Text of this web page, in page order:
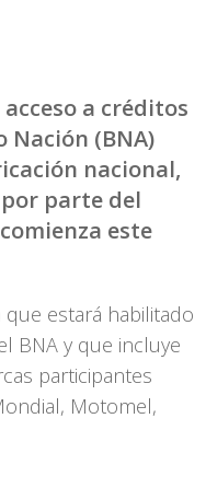
a créditos
Nación (BNA)
nacional,
parte del
este
estará habilitado
BNA y que incluye
participantes
Motomel,